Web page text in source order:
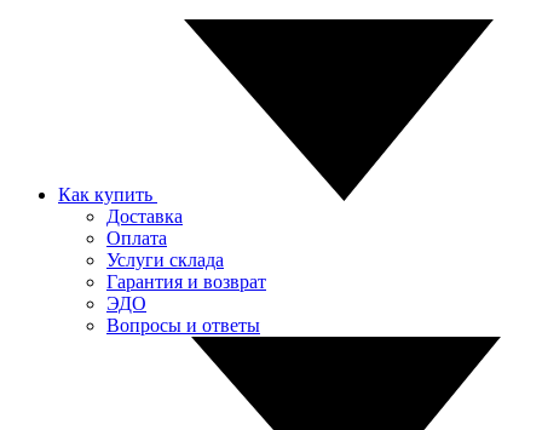
Как купить
Доставка
Оплата
Услуги склада
Гарантия и возврат
ЭДО
Вопросы и ответы